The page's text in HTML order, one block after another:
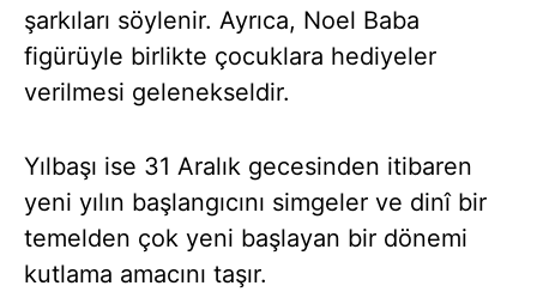
şarkıları söylenir. Ayrıca, Noel Baba
figürüyle birlikte çocuklara hediyeler
verilmesi gelenekseldir.
Yılbaşı ise 31 Aralık gecesinden itibaren
yeni yılın başlangıcını simgeler ve dinî bir
temelden çok yeni başlayan bir dönemi
kutlama amacını taşır.